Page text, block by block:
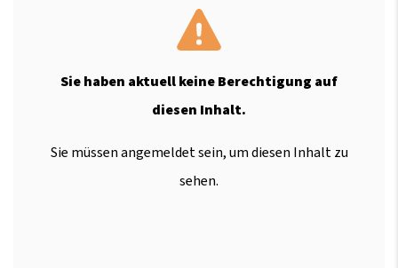
Sie haben aktuell keine Berechtigung auf
diesen Inhalt.
Sie müssen angemeldet sein, um diesen Inhalt zu
sehen.